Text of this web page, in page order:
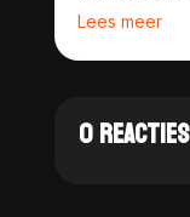
Lees meer
0 REACTIES